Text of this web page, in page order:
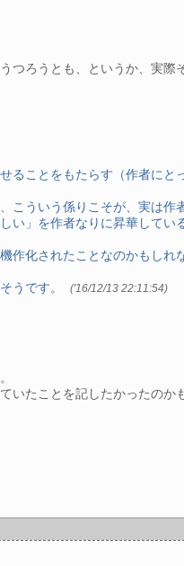
つろうとも、というか、実際
ることをもたらす（作者にと
こういう係りこそが、実は作
い」を作者なりに昇華してい
化されたことなのかもしれ
そうです。('16/12/13 22:11:54)
いたことを記したかったのか